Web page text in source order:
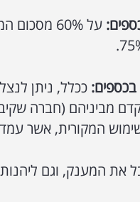
על 60%
31 בדצמבר 2020, כמוקדם
עמדה על 8 שבועות מיום קבלת
את המענק, וגם